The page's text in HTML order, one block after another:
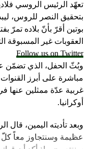
RELATED TOPICS:
UP
تخطف عُمر في
DON'T MISS
مصر ترفض نتائج
تعهّد الرئيس الروسي
بتحقيق النصر للروس،
بوتين أقرّ بأنّ بلاده
العقوبات غير
Follow us on Twitter
وبُثّ الحفل، الذي تضمّن
مباشرة على أبرز القنوات
غربية عدّة ممثلين عنها
أوكرانيا.
وبعد تأديته اليمين،
عظيمة وسنتجاوز معاً